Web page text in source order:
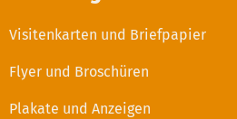
Visitenkarten und Briefpapier
Flyer und Broschüren
Plakate und Anzeigen